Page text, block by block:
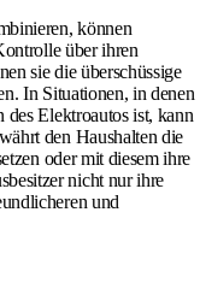
können
über ihren
sie die überschüssige
In Situationen, in denen
des Elektroautos ist, kann
den Haushalten die
oder mit diesem ihre
nicht nur ihre
und